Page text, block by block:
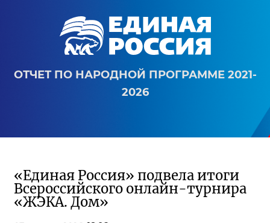
ОТЧЕТ ПО НАРОДНОЙ ПРОГРАММЕ 2021-
2026
«Единая Россия» подвела итоги
Всероссийского онлайн-турнира
«ЖЭКА. Дом»